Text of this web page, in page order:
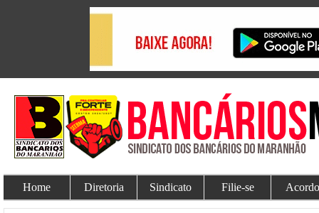
Home Diretoria Sindicato Filie-se